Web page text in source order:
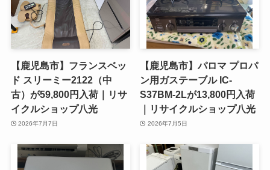
【鹿児島市】フランスベッ
ド スリーミー2122（中
古）が59,800円入荷｜リサ
イクルショップ八光
2026年7月7日
【鹿児島市】パロマ プロパ
ン用ガステーブル IC-
S37BM-2Lが13,800円入荷
｜リサイクルショップ八光
2026年7月5日